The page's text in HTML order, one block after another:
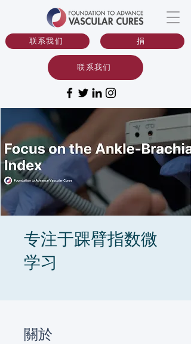
捐
联系我们
联系我们
专注于踝臂指数微
学习
關於